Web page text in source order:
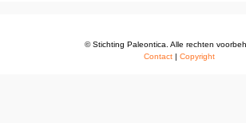
© Stichting Paleontica. Alle rechten
Contact| Copyright